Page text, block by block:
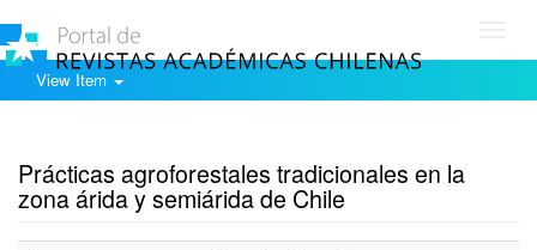
View Item
Prácticas agroforestales tradicionales en la
zona árida y semiárida de Chile